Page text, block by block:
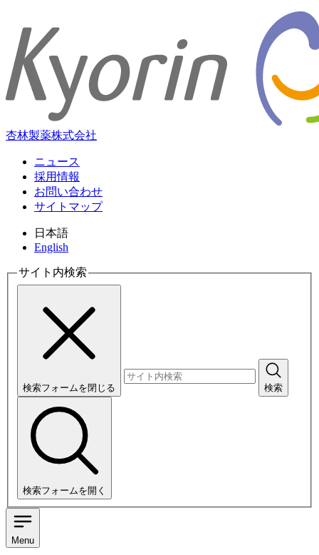
杏林製薬株式会社
ニュース
採用情報
お問い合わせ
サイトマップ
日本語
English
サイト内検索
検索フォームを閉じる 検索
検索フォームを開く
Menu